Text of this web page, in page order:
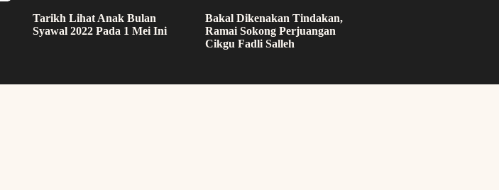
Tarikh Lihat Anak Bulan
Syawal 2022 Pada 1 Mei Ini
Bakal Dikenakan Tindakan,
Ramai Sokong Perjuangan
Cikgu Fadli Salleh